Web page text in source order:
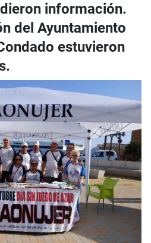
información.
del Ayuntamiento
estuvieron